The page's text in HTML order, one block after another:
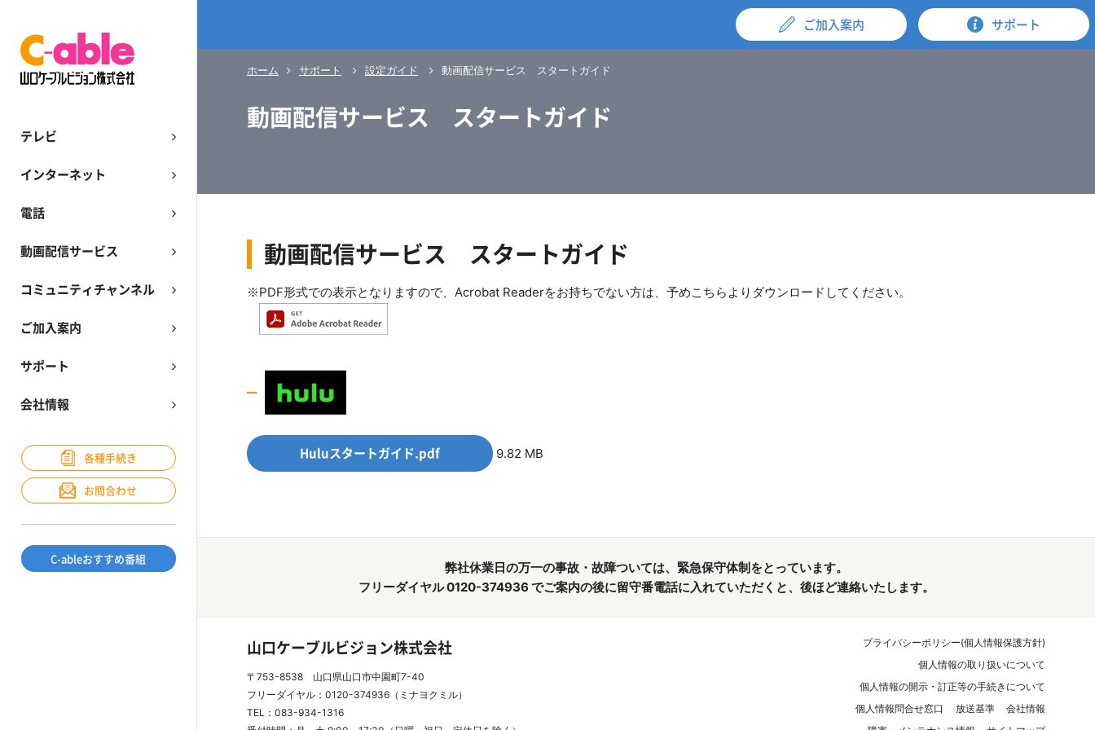
テレビ
インターネット
電話
動画配信サービス
コミュニティチャンネル
ご加入案内
サポート
会社情報
各種手続き
お問合わせ
C-ableおすすめ番組
動画配信サービス スタートガイド
ホーム サポート 設定ガイド 動画配信サービス スタートガイド
動画配信サービス スタートガイド
PDF形式での表示となりますので、Acrobat Readerをお持ちでない方は、予めこちらよりダウンロードしてください。
Huluスタートガイド.pdf 9.82 MB
弊社休業日の万一の事故・故障ついては、緊急保守体制をとっています。
フリーダイヤル 0120-374936 でご案内の後に留守番電話に入れていただくと、後ほど連絡いたします。
山口ケーブルビジョン株式会社
〒753-8538 山口県山口市中園町7-40
フリーダイヤル：0120-374936（ミナヨクミル）
TEL：083-934-1316
プライバシーポリシー(個人情報保護方針)
個人情報の取り扱いについて
個人情報の開示・訂正等の手続きについて
個人情報問合せ窓口
放送基準
会社情報
ご加入案内 サポート